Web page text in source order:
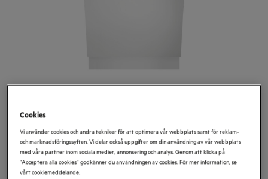
Tryck för att zooma.
FSE83827P
9000 60 cm Integrerad Diskmaskin
Cookies
Vi använder cookies och andra tekniker för att optimera vår webbplats samt för reklam-
och marknadsföringssyften. Vi delar också uppgifter om din användning av vår webbplats
med våra partner inom sociala medier, annonsering och analys. Genom att klicka på
”Acceptera alla cookies” godkänner du användningen av cookies. För mer information, se
vårt cookiemeddelande.